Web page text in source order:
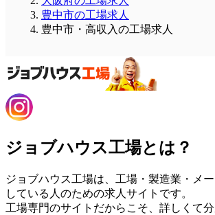
豊中市の工場求人
豊中市・高収入の工場求人
ジョブハウス工場とは？
ジョブハウス工場は、工場・製造業・メ
している人のための求人サイトです。
工場専門のサイトだからこそ、詳しくて